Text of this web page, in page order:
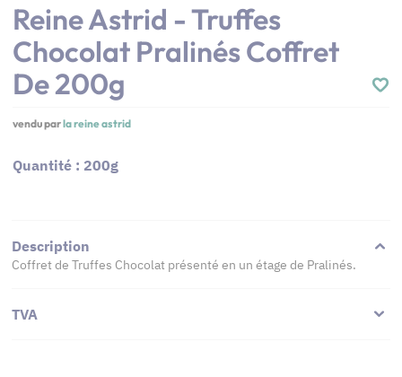
Reine Astrid - Truffes
Chocolat Pralinés Coffret
De 200g
vendu parla reine astrid
Quantité : 200g
Description
Coffret de Truffes Chocolat présenté en un étage de Pralinés.
TVA